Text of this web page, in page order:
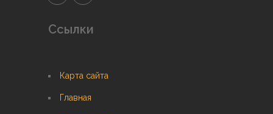
Ссылки
Карта сайта
Главная